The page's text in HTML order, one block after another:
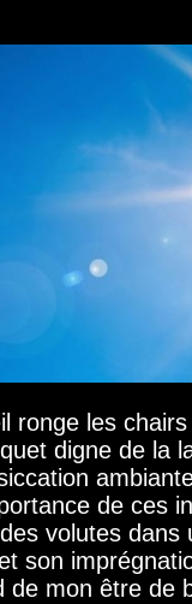
ronge les chairs
digne de la
de ces
volutes dans
son
de mon être de